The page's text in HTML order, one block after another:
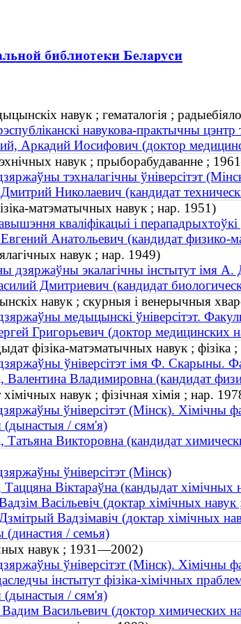
навук ; гематалогія ;
навукова-практычны
Аркадий Иосифович (доктор
навук ; прыборабудаванне ;
тэхналагічны ўніверсітэт
Николаевич (кандидат
матэматычных навук ; нар. 1951)
кваліфікацыі і
Анатольевич (кандидат физико-
навук ; нар. 1949)
дзяржаўны экалагічны інстытут імя
Дмитриевич (кандидат
навук ; скурныя і венерычныя
медыцынскі ўніверсітэт.
Григорьевич (доктор медицинских
фізіка-матэматычных навук ; фізіка
ўніверсітэт імя Ф. Скарыны.
Валентина Владимировна (кандидат
навук ; фізічная хімія ; нар.
ўніверсітэт (Мінск). Хімічны
(дынастыя / сям'я)
Татьяна Викторовна (кандидат
ўніверсітэт (Мінск)
Віктараўна (кандыдат хімічных
Васільевіч (доктар хімічных
Вадзімавіч (доктар хімічных
/ семья)
навук ; 1931—2002)
ўніверсітэт (Мінск). Хімічны
інстытут фізіка-хімічных
(дынастыя / сям'я)
Васильевич (доктор химических